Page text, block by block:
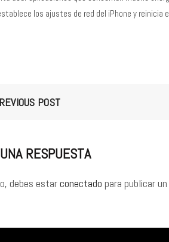
los ajustes de red del iPhone y
POST
RESPUESTA
debes estarconectado para publicar